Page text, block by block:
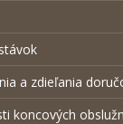
a zdieľania
koncových